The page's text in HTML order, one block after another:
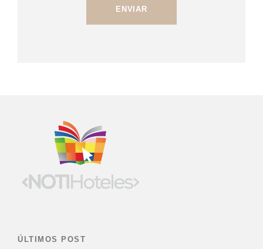
ÚLTIMOS POST